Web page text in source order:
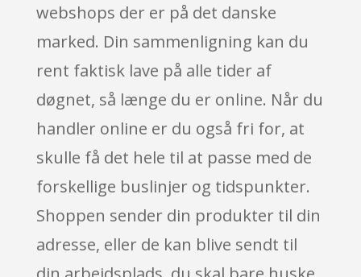
webshops der er på det danske
marked. Din sammenligning kan du
rent faktisk lave på alle tider af
døgnet, så længe du er online. Når du
handler online er du også fri for, at
skulle få det hele til at passe med de
forskellige buslinjer og tidspunkter.
Shoppen sender din produkter til din
adresse, eller de kan blive sendt til